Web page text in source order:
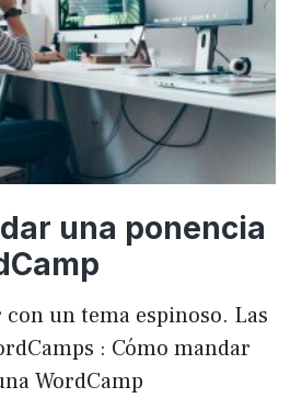
una ponencia
un tema espinoso. Las
: Cómo mandar
WordCamp